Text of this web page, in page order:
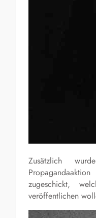
Zusätzlich
zugeschickt,
veröffentlichen